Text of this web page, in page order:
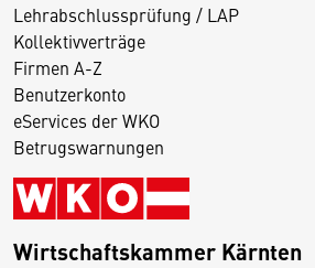
Lehrabschlussprüfung / LAP
Kollektivverträge
Firmen A-Z
Benutzerkonto
eServices der WKO
Betrugswarnungen
Wirtschaftskammer Kärnten